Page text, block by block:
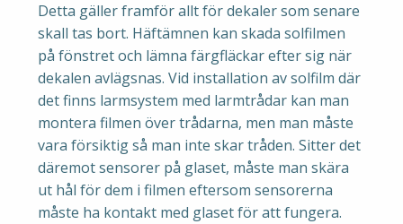
Detta gäller framför allt för dekaler som senare
skall tas bort. Häftämnen kan skada solfilmen
på fönstret och lämna färgfläckar efter sig när
dekalen avlägsnas. Vid installation av solfilm där
det finns larmsystem med larmtrådar kan man
montera filmen över trådarna, men man måste
vara försiktig så man inte skar tråden. Sitter det
däremot sensorer på glaset, måste man skära
ut hål för dem i filmen eftersom sensorerna
måste ha kontakt med glaset för att fungera.